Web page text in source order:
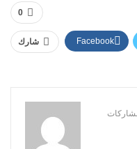
0
شارك Facebook